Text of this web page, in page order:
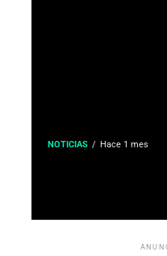
NOTICIAS Hace 1 mes